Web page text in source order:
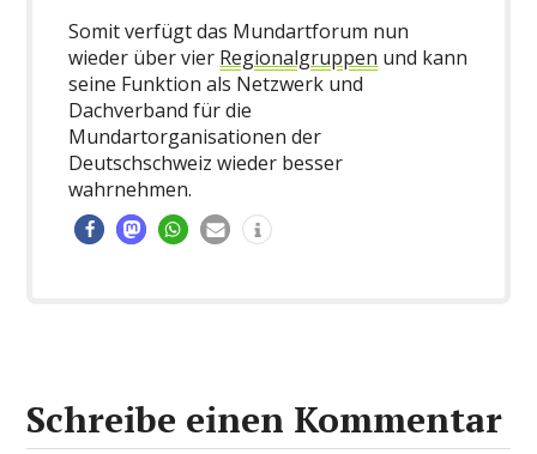
Somit verfügt das Mundartforum nun
wieder über vier Regionalgruppen und kann
seine Funktion als Netzwerk und
Dachverband für die
Mundartorganisationen der
Deutschschweiz wieder besser
wahrnehmen.
Schreibe einen Kommentar